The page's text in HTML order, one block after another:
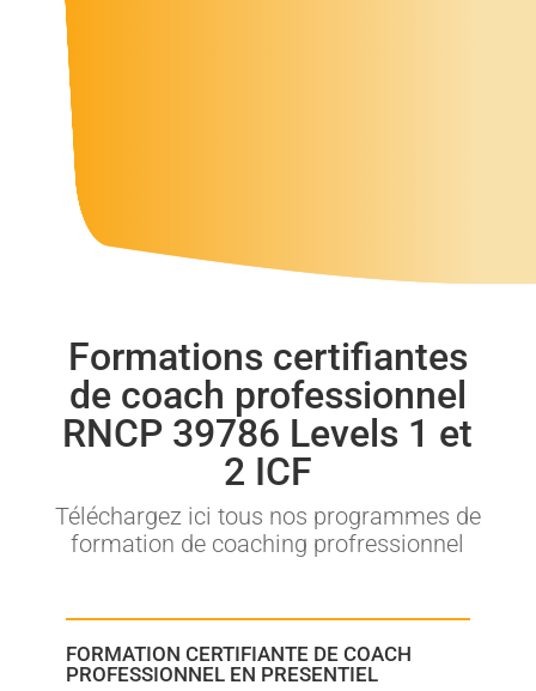
Formations certifiantes
de coach professionnel
RNCP 39786 Levels 1 et
2 ICF
Téléchargez ici tous nos programmes de
formation de coaching profressionnel
FORMATION CERTIFIANTE DE COACH
PROFESSIONNEL EN PRESENTIEL